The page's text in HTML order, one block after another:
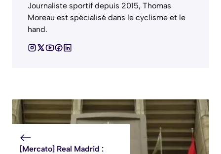
Journaliste sportif depuis 2015, Thomas
Moreau est spécialisé dans le cyclisme et le
hand.
[Mercato] Real Madrid :